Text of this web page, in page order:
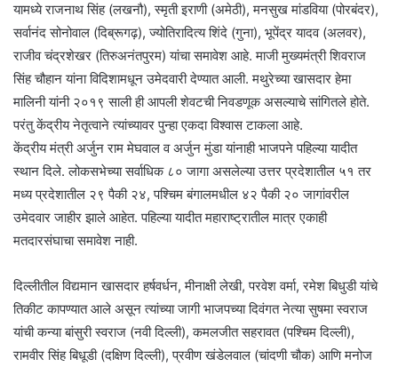
यामध्ये राजनाथ सिंह (लखनौ), स्मृती इराणी (अमेठी), मनसुख मांडविया (पोरबंदर),
सर्वानंद सोनोवाल (दिब्रूगढ़), ज्योतिरादित्य शिंदे (गुना), भूपेंद्र यादव (अलवर),
राजीव चंद्रशेखर (तिरुअनंतपुरम) यांचा समावेश आहे. माजी मुख्यमंत्री शिवराज
सिंह चौहान यांना विदिशामधून उमेदवारी देण्यात आली. मथुरेच्या खासदार हेमा
मालिनी यांनी २०१९ साली ही आपली शेवटची निवडणूक असल्याचे सांगितले होते.
परंतु केंद्रीय नेतृत्वाने त्यांच्यावर पुन्हा एकदा विश्वास टाकला आहे.
केंद्रीय मंत्री अर्जुन राम मेघवाल व अर्जुन मुंडा यांनाही भाजपने पहिल्या यादीत
स्थान दिले. लोकसभेच्या सर्वाधिक ८० जागा असलेल्या उत्तर प्रदेशातील ५१ तर
मध्य प्रदेशातील २९ पैकी २४, पश्चिम बंगालमधील ४२ पैकी २० जागांवरील
उमेदवार जाहीर झाले आहेत. पहिल्या यादीत महाराष्ट्रातील मात्र एकाही
मतदारसंघाचा समावेश नाही.
दिल्लीतील विद्यमान खासदार हर्षवर्धन, मीनाक्षी लेखी, परवेश वर्मा, रमेश बिधुडी यांचे
तिकीट कापण्यात आले असून त्यांच्या जागी भाजपच्या दिवंगत नेत्या सुषमा स्वराज
यांची कन्या बांसुरी स्वराज (नवी दिल्ली), कमलजीत सहरावत (पश्चिम दिल्ली),
रामवीर सिंह बिधूडी (दक्षिण दिल्ली), प्रवीण खंडेलवाल (चांदणी चौक) आणि मनोज